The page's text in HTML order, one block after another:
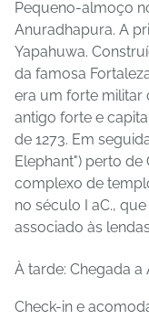
Pequeno-almoço
Anuradhapura. A
Yapahuwa.
da famosa
era um forte militar
antigo forte e
de 1273. Em
Elephant") perto
complexo de
no século I aC.,
associado às
À tarde: Chegada a
Check-in e